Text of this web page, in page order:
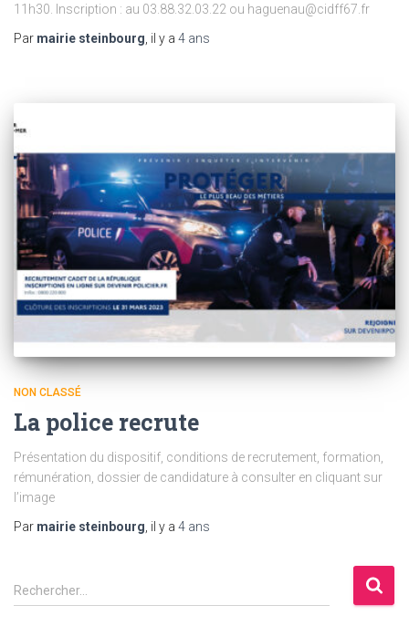
11h30. Inscription : au 03.88.32.03.22 ou haguenau@cidff67.fr
Par mairie steinbourg , il y a 4 ans
NON CLASSÉ
La police recrute
Présentation du dispositif, conditions de recrutement, formation,
rémunération, dossier de candidature à consulter en cliquant sur
l’image
Par mairie steinbourg, il y a 4 ans
Rechercher…